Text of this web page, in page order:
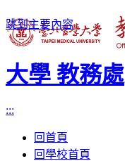
跳到主要內容
大學 教務處
:::
回首頁
回學校首頁